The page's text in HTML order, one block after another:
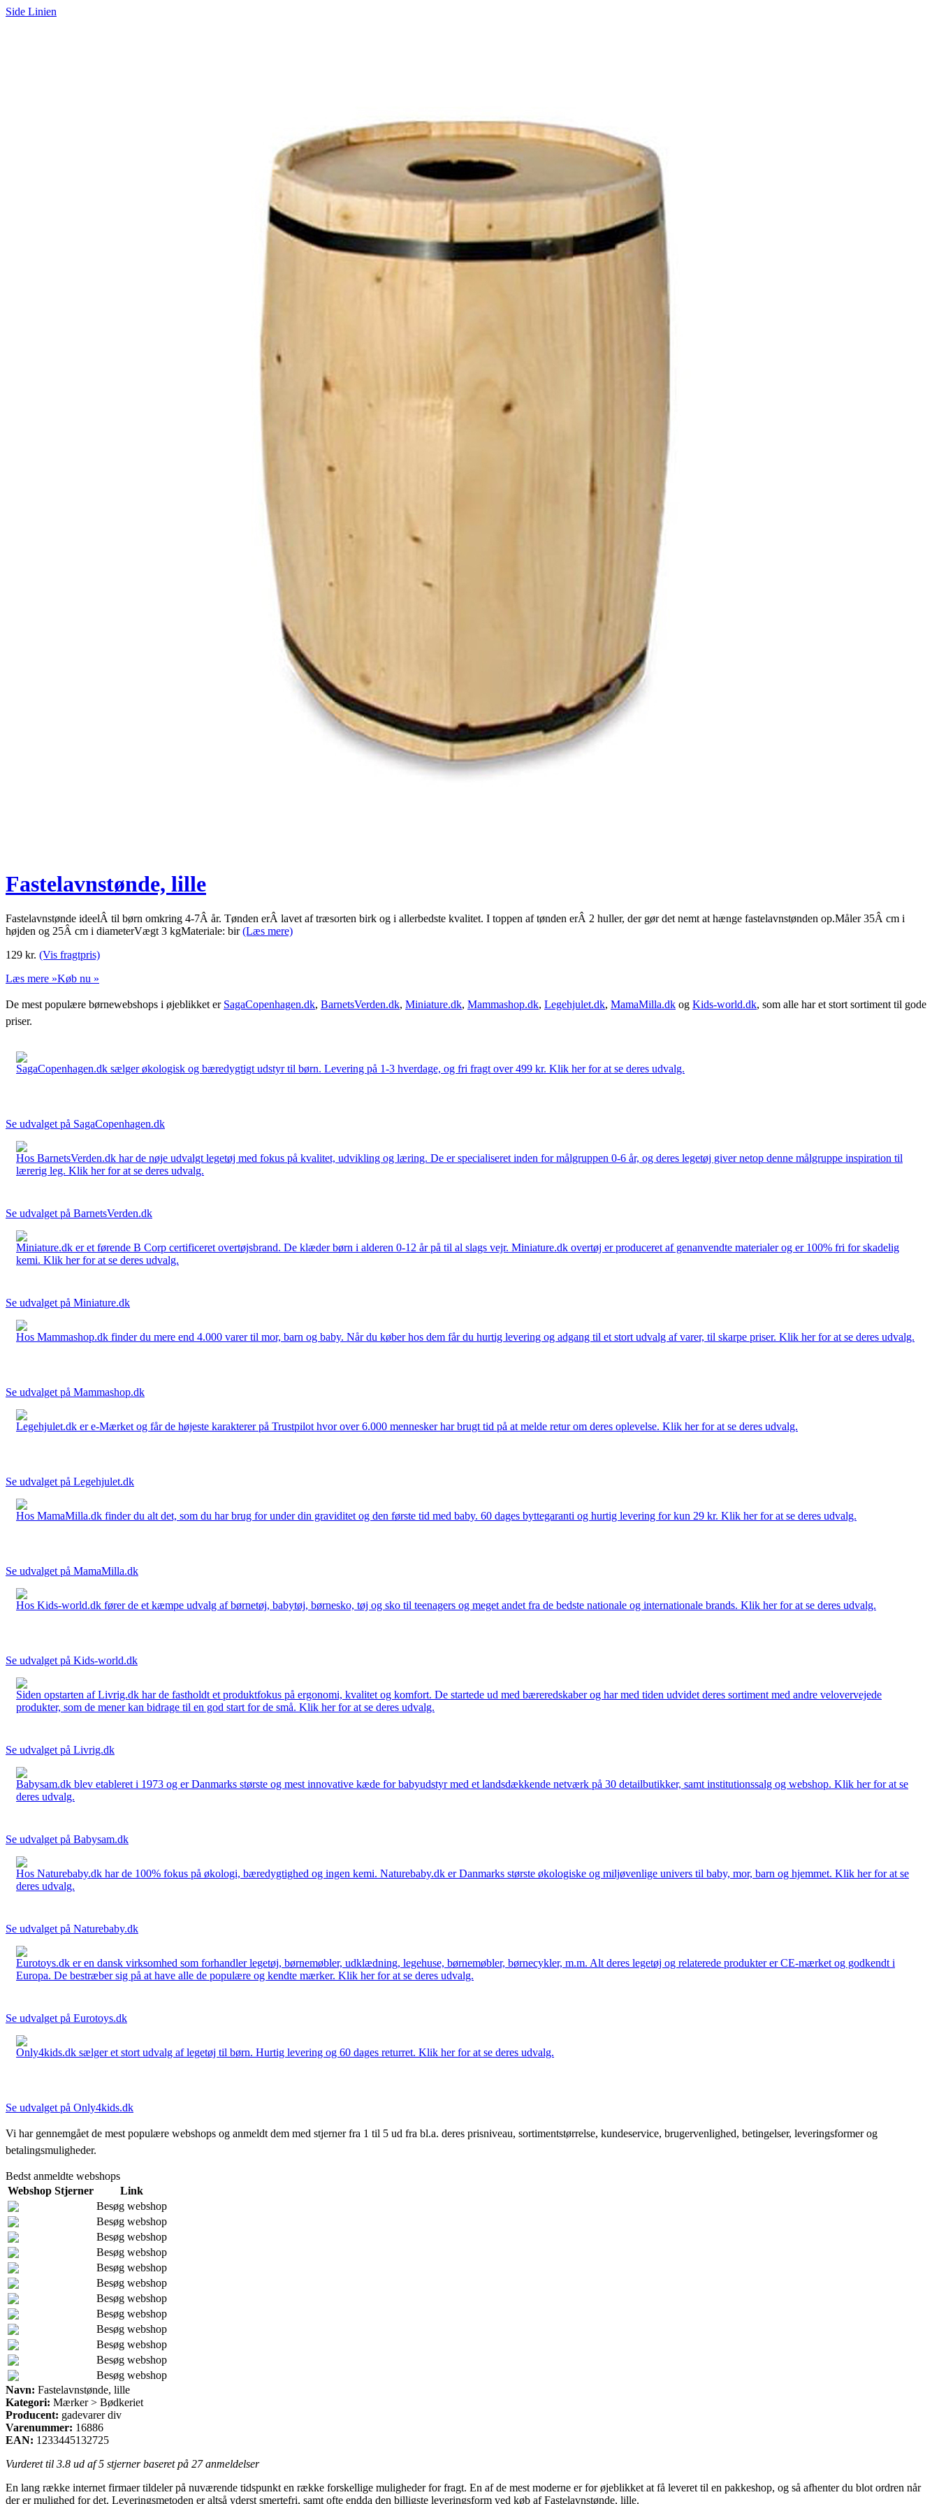
Side Linien
Fastelavnstønde, lille
Fastelavnstønde ideelÂ til børn omkring 4-7Â år. Tønden erÂ lavet af træsorten birk og i allerbedste kvalitet. I toppen af tønden erÂ 2 huller, der gør det nemt at hænge fastelavnstønden op.Måler 35Â cm i
højden og 25Â cm i diameterVægt 3 kgMateriale: bir(Læs mere)
129 kr. (Vis fragtpris)
Læs mere »Køb nu »
De mest populære børnewebshops i øjeblikket er SagaCopenhagen.dk, BarnetsVerden.dk, Miniature.dk, Mammashop.dk, Legehjulet.dk, MamaMilla.dk og Kids-world.dk, som alle har et stort sortiment til gode
priser.
SagaCopenhagen.dk sælger økologisk og bæredygtigt udstyr til børn. Levering på 1-3 hverdage, og fri fragt over 499 kr. Klik her for at se deres udvalg.
Se udvalget på SagaCopenhagen.dk
Hos BarnetsVerden.dk har de nøje udvalgt legetøj med fokus på kvalitet, udvikling og læring. De er specialiseret inden for målgruppen 0-6 år, og deres legetøj giver netop denne målgruppe inspiration til
lærerig leg. Klik her for at se deres udvalg.
Se udvalget på BarnetsVerden.dk
Miniature.dk er et førende B Corp certificeret overtøjsbrand. De klæder børn i alderen 0-12 år på til al slags vejr. Miniature.dk overtøj er produceret af genanvendte materialer og er 100% fri for skadelig
kemi. Klik her for at se deres udvalg.
Se udvalget på Miniature.dk
Hos Mammashop.dk finder du mere end 4.000 varer til mor, barn og baby. Når du køber hos dem får du hurtig levering og adgang til et stort udvalg af varer, til skarpe priser. Klik her for at se deres udvalg.
Se udvalget på Mammashop.dk
Legehjulet.dk er e-Mærket og får de højeste karakterer på Trustpilot hvor over 6.000 mennesker har brugt tid på at melde retur om deres oplevelse. Klik her for at se deres udvalg.
Se udvalget på Legehjulet.dk
Hos MamaMilla.dk finder du alt det, som du har brug for under din graviditet og den første tid med baby. 60 dages byttegaranti og hurtig levering for kun 29 kr. Klik her for at se deres udvalg.
Se udvalget på MamaMilla.dk
Hos Kids-world.dk fører de et kæmpe udvalg af børnetøj, babytøj, børnesko, tøj og sko til teenagers og meget andet fra de bedste nationale og internationale brands. Klik her for at se deres udvalg.
Se udvalget på Kids-world.dk
Siden opstarten af Livrig.dk har de fastholdt et produktfokus på ergonomi, kvalitet og komfort. De startede ud med bæreredskaber og har med tiden udvidet deres sortiment med andre velovervejede
produkter, som de mener kan bidrage til en god start for de små. Klik her for at se deres udvalg.
Se udvalget på Livrig.dk
Babysam.dk blev etableret i 1973 og er Danmarks største og mest innovative kæde for babyudstyr med et landsdækkende netværk på 30 detailbutikker, samt institutionssalg og webshop. Klik her for at se
deres udvalg.
Se udvalget på Babysam.dk
Hos Naturebaby.dk har de 100% fokus på økologi, bæredygtighed og ingen kemi. Naturebaby.dk er Danmarks største økologiske og miljøvenlige univers til baby, mor, barn og hjemmet. Klik her for at se
deres udvalg.
Se udvalget på Naturebaby.dk
Eurotoys.dk er en dansk virksomhed som forhandler legetøj, børnemøbler, udklædning, legehuse, børnemøbler, børnecykler, m.m. Alt deres legetøj og relaterede produkter er CE-mærket og godkendt i
Europa. De bestræber sig på at have alle de populære og kendte mærker. Klik her for at se deres udvalg.
Se udvalget på Eurotoys.dk
Only4kids.dk sælger et stort udvalg af legetøj til børn. Hurtig levering og 60 dages returret. Klik her for at se deres udvalg.
Se udvalget på Only4kids.dk
Vi har gennemgået de mest populære webshops og anmeldt dem med stjerner fra 1 til 5 ud fra bl.a. deres prisniveau, sortimentstørrelse, kundeservice, brugervenlighed, betingelser, leveringsformer og
betalingsmuligheder.
Bedst anmeldte webshops
Webshop Stjerner
Link
Besøg webshop
Besøg webshop
Besøg webshop
Besøg webshop
Besøg webshop
Besøg webshop
Besøg webshop
Besøg webshop
Besøg webshop
Besøg webshop
Besøg webshop
Besøg webshop
Navn: Fastelavnstønde, lille
Kategori: Mærker > Bødkeriet
Producent: gadevarer div
Varenummer: 16886
EAN: 1233445132725
Vurderet til 3.8 ud af 5 stjerner baseret på 27anmeldelser
En lang række internet firmaer tildeler på nuværende tidspunkt en række forskellige muligheder for fragt. En af de mest moderne er for øjeblikket at få leveret til en pakkeshop, og så afhenter du blot ordren når
der er mulighed for det. Leveringsmetoden er altså yderst smertefri, samt ofte endda den billigste leveringsform ved køb af Fastelavnstønde, lille.